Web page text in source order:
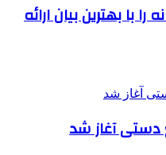
با بهترین بیان ارائه
دستی آغاز شد